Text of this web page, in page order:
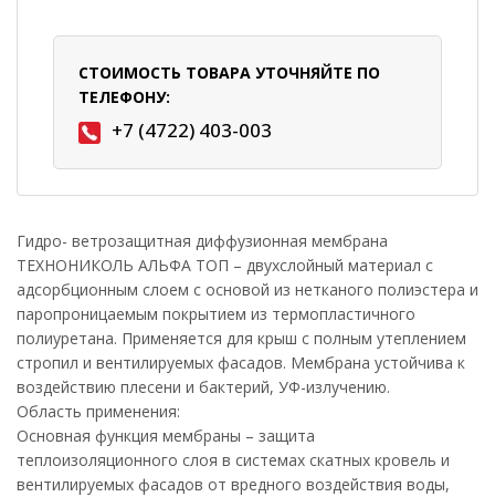
СТОИМОСТЬ ТОВАРА УТОЧНЯЙТЕ ПО
ТЕЛЕФОНУ:
+7 (4722) 403-003
Гидро- ветрозащитная диффузионная мембрана
ТЕХНОНИКОЛЬ АЛЬФА ТОП – двухслойный материал с
адсорбционным слоем с основой из нетканого полиэстера и
паропроницаемым покрытием из термопластичного
полиуретана. Применяется для крыш с полным утеплением
стропил и вентилируемых фасадов. Мембрана устойчива к
воздействию плесени и бактерий, УФ-излучению.
Область применения:
Основная функция мембраны – защита
теплоизоляционного слоя в системах скатных кровель и
вентилируемых фасадов от вредного воздействия воды,